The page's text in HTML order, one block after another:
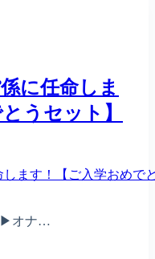
に任命しま
うセット】
▶オナ…